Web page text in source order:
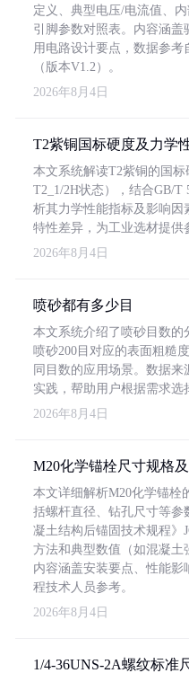
定义、典型电压/电流值、
引脚参数对照表。内容涵
用电路设计要点，数据参
（版本V1.2）。
2026年8月4日
T2紫铜国标硬度及力学
本文系统解读T2紫铜的国
T2_1/2H状态），结合GB/T
析其力学性能指标及影响因
特性差异，为工业选材提供
2026年8月4日
喷砂都有多少目
本文系统介绍了喷砂目数的
喷砂200目对应的表面粗糙
同目数的应用场景。数据来
实践，帮助用户根据需求选
2026年8月4日
M20化学锚栓尺寸规格
本文详细解析M20化学锚栓
括螺杆直径、钻孔尺寸等
凝土结构后锚固技术规程》
方法和典型数值（如混凝土
内容涵盖安装要点、性能
程技术人员参考。
2026年8月4日
1/4-36UNS-2A螺纹标准